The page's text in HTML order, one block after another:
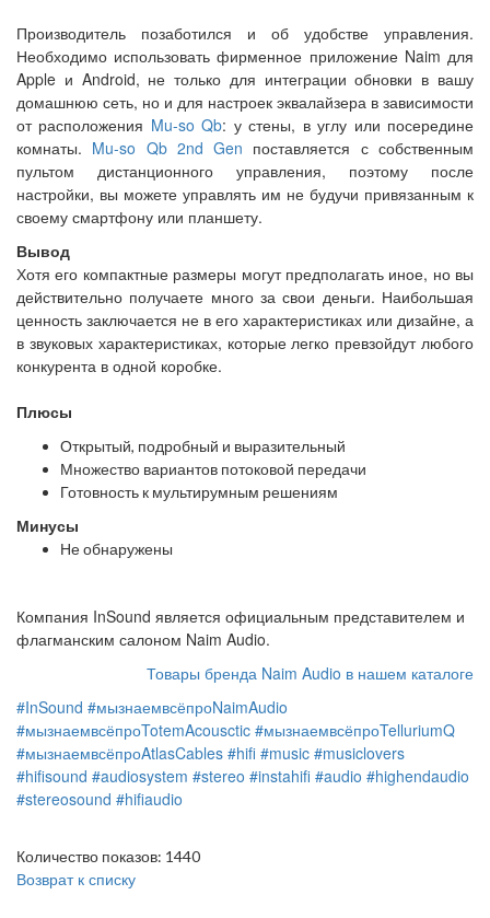
Производитель позаботился и об удобстве управления.
Необходимо использовать фирменное приложение Naim для
Apple и Android, не только для интеграции обновки в вашу
домашнюю сеть, но и для настроек эквалайзера в зависимости
от расположения Mu-so Qb: у стены, в углу или посередине
комнаты. Mu-so Qb 2nd Gen поставляется с собственным
пультом дистанционного управления, поэтому после
настройки, вы можете управлять им не будучи привязанным к
своему смартфону или планшету.
Вывод
Хотя его компактные размеры могут предполагать иное, но вы
действительно получаете много за свои деньги. Наибольшая
ценность заключается не в его характеристиках или дизайне, а
в звуковых характеристиках, которые легко превзойдут любого
конкурента в одной коробке.
Плюсы
Открытый, подробный и выразительный
Множество вариантов потоковой передачи
Готовность к мультирумным решениям
Минусы
Не обнаружены
Компания InSound является официальным представителем и
флагманским салоном Naim Audio.
Товары бренда Naim Audio в нашем каталоге
#InSound #мызнаемвсёпроNaimAudio
#мызнаемвсёпроTotemAcousctic #мызнаемвсёпроTelluriumQ
#мызнаемвсёпроAtlasCables #hifi #music #musiclovers
#hifisound #audiosystem #stereo #instahifi #audio #highendaudio
#stereosound #hifiaudio
Количество показов: 1440
Возврат к списку